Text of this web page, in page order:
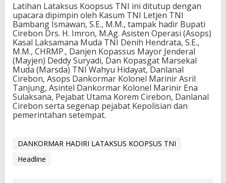
Latihan Lataksus Koopsus TNI ini ditutup dengan
upacara dipimpin oleh Kasum TNI Letjen TNI
Bambang Ismawan, S.E., M.M., tampak hadir Bupati
Cirebon Drs. H. Imron, M.Ag. Asisten Operasi (Asops)
Kasal Laksamana Muda TNI Denih Hendrata, S.E.,
M.M., CHRMP., Danjen Kopassus Mayor Jenderal
(Mayjen) Deddy Suryadi, Dan Kopasgat Marsekal
Muda (Marsda) TNI Wahyu Hidayat, Danlanal
Cirebon, Asops Dankormar Kolonel Marinir Asril
Tanjung, Asintel Dankormar Kolonel Marinir Ena
Sulaksana, Pejabat Utama Korem Cirebon, Danlanal
Cirebon serta segenap pejabat Kepolisian dan
pemerintahan setempat.
DANKORMAR HADIRI LATAKSUS KOOPSUS TNI
Headline